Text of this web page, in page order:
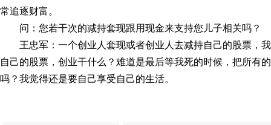
常追逐财富。
问：您若干次的减持套现跟用现金来支持您儿子相关吗？
王忠军：一个创业人套现或者创业人去减持自己的股票，
自己的股票，创业干什么？难道是最后等我死的时候，把所有
吗？我觉得还是要自己享受自己的生活。